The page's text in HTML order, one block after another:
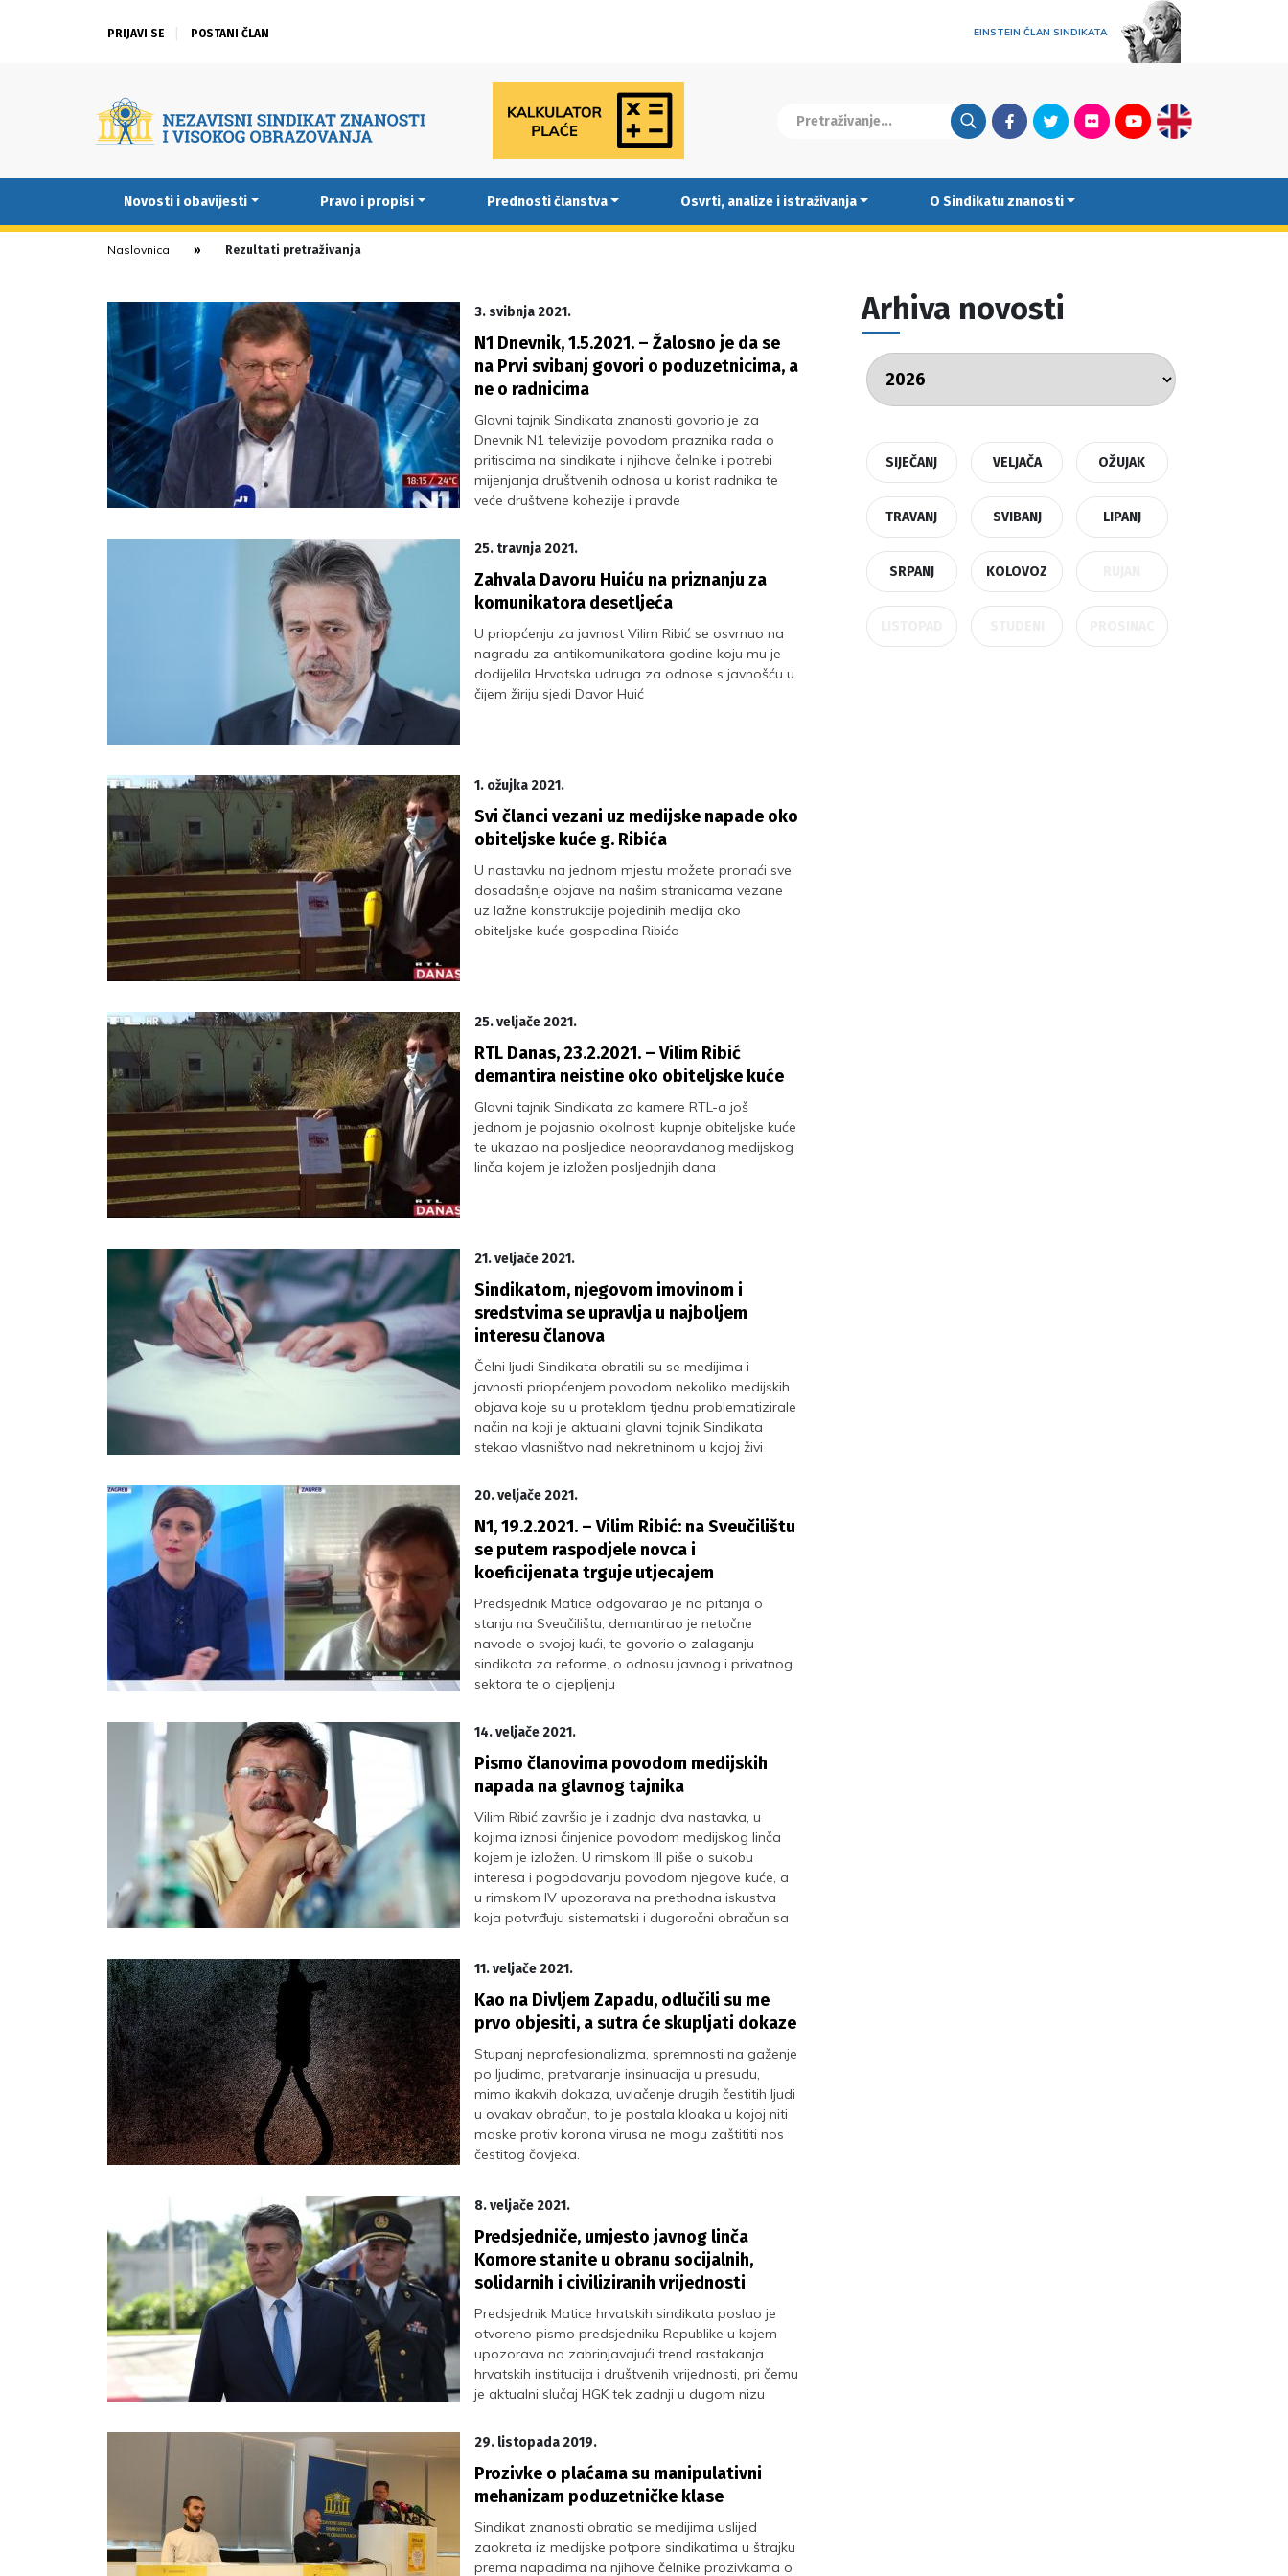
PRIJAVI SE POSTANI ČLAN EINSTEIN ČLAN SINDIKATA
FacebookTwitterFlickrYoutubeEnglish
Novosti i obavijesti Pravo i propisi Prednosti članstva Osvrti, analize i istraživanja O Sindikatu znanosti
Naslovnica Rezultati pretraživanja
3. svibnja 2021.
N1 Dnevnik, 1.5.2021. – Žalosno je da se
na Prvi svibanj govori o poduzetnicima, a
ne o radnicima
Glavni tajnik Sindikata znanosti govorio je za
Dnevnik N1 televizije povodom praznika rada o
pritiscima na sindikate i njihove čelnike i potrebi
mijenjanja društvenih odnosa u korist radnika te
veće društvene kohezije i pravde
25. travnja 2021.
Zahvala Davoru Huiću na priznanju za
komunikatora desetljeća
U priopćenju za javnost Vilim Ribić se osvrnuo na
nagradu za antikomunikatora godine koju mu je
dodijelila Hrvatska udruga za odnose s javnošću u
čijem žiriju sjedi Davor Huić
1. ožujka 2021.
Svi članci vezani uz medijske napade oko
obiteljske kuće g. Ribića
U nastavku na jednom mjestu možete pronaći sve
dosadašnje objave na našim stranicama vezane
uz lažne konstrukcije pojedinih medija oko
obiteljske kuće gospodina Ribića
25. veljače 2021.
RTL Danas, 23.2.2021. – Vilim Ribić
demantira neistine oko obiteljske kuće
Glavni tajnik Sindikata za kamere RTL-a još
jednom je pojasnio okolnosti kupnje obiteljske kuće
te ukazao na posljedice neopravdanog medijskog
linča kojem je izložen posljednjih dana
21. veljače 2021.
Sindikatom, njegovom imovinom i
sredstvima se upravlja u najboljem
interesu članova
Čelni ljudi Sindikata obratili su se medijima i
javnosti priopćenjem povodom nekoliko medijskih
objava koje su u proteklom tjednu problematizirale
način na koji je aktualni glavni tajnik Sindikata
stekao vlasništvo nad nekretninom u kojoj živi
20. veljače 2021.
N1, 19.2.2021. – Vilim Ribić: na Sveučilištu
se putem raspodjele novca i
koeficijenata trguje utjecajem
Predsjednik Matice odgovarao je na pitanja o
stanju na Sveučilištu, demantirao je netočne
navode o svojoj kući, te govorio o zalaganju
sindikata za reforme, o odnosu javnog i privatnog
sektora te o cijepljenju
14. veljače 2021.
Pismo članovima povodom medijskih
napada na glavnog tajnika
Vilim Ribić završio je i zadnja dva nastavka, u
kojima iznosi činjenice povodom medijskog linča
kojem je izložen. U rimskom III piše o sukobu
interesa i pogodovanju povodom njegove kuće, a
u rimskom IV upozorava na prethodna iskustva
koja potvrđuju sistematski i dugoročni obračun sa
sindikalni dom, biznis klasa, dugovječnost, bankrot
sindikata, a veoma je zanimljivo uspoređivanje s
iskustvom poznatog američkog sindikalnog čelnika
u automobilskoj industriji
11. veljače 2021.
Kao na Divljem Zapadu, odlučili su me
prvo objesiti, a sutra će skupljati dokaze
Stupanj neprofesionalizma, spremnosti na gaženje
po ljudima, pretvaranje insinuacija u presudu,
mimo ikakvih dokaza, uvlačenje drugih čestitih ljudi
u ovakav obračun, to je postala kloaka u kojoj niti
maske protiv korona virusa ne mogu zaštititi nos
čestitog čovjeka.
8. veljače 2021.
Predsjedniče, umjesto javnog linča
Komore stanite u obranu socijalnih,
solidarnih i civiliziranih vrijednosti
Predsjednik Matice hrvatskih sindikata poslao je
otvoreno pismo predsjedniku Republike u kojem
upozorava na zabrinjavajući trend rastakanja
hrvatskih institucija i društvenih vrijednosti, pri čemu
je aktualni slučaj HGK tek zadnji u dugom nizu
29. listopada 2019.
Prozivke o plaćama su manipulativni
mehanizam poduzetničke klase
Sindikat znanosti obratio se medijima uslijed
zaokreta iz medijske potpore sindikatima u štrajku
prema napadima na njihove čelnike prozivkama o
Arhiva novosti
SIJEČANJ VELJAČA OŽUJAK
TRAVANJ SVIBANJ LIPANJ
SRPANJ KOLOVOZ